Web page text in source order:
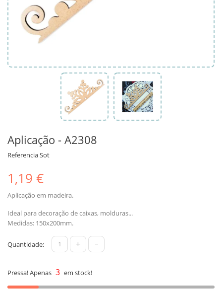
Aplicação - A2308
ReferenciaSot
1,19 €
Aplicação em madeira.
Ideal para decoração de caixas, molduras...
Medidas: 150x200mm.
Quantidade: + -
Pressa! Apenas 3 em stock!